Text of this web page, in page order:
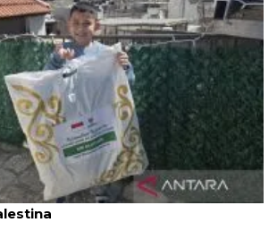
baju Lebaran sumbangan warga